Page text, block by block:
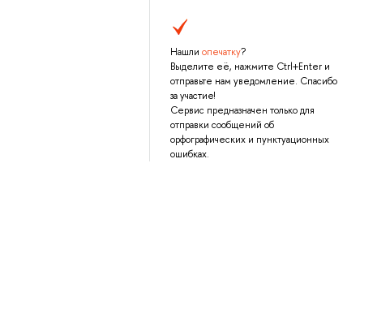
Нашли опечатку?
Выделите её, нажмите Ctrl+Enter и
отправьте нам уведомление. Спасибо
за участие!
Сервис предназначен только для
отправки сообщений об
орфографических и пунктуационных
ошибках.